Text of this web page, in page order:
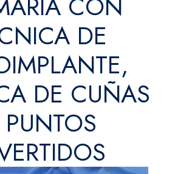
DE
DE CUÑAS